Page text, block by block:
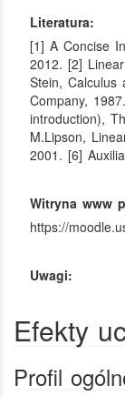
Literatura:
[1] A Concise
2012. [2]
Stein, Calculus
Company,
introduction),
M.Lipson,
2001. [6]
Witryna www
https://
Uwagi:
Efekty
Profil